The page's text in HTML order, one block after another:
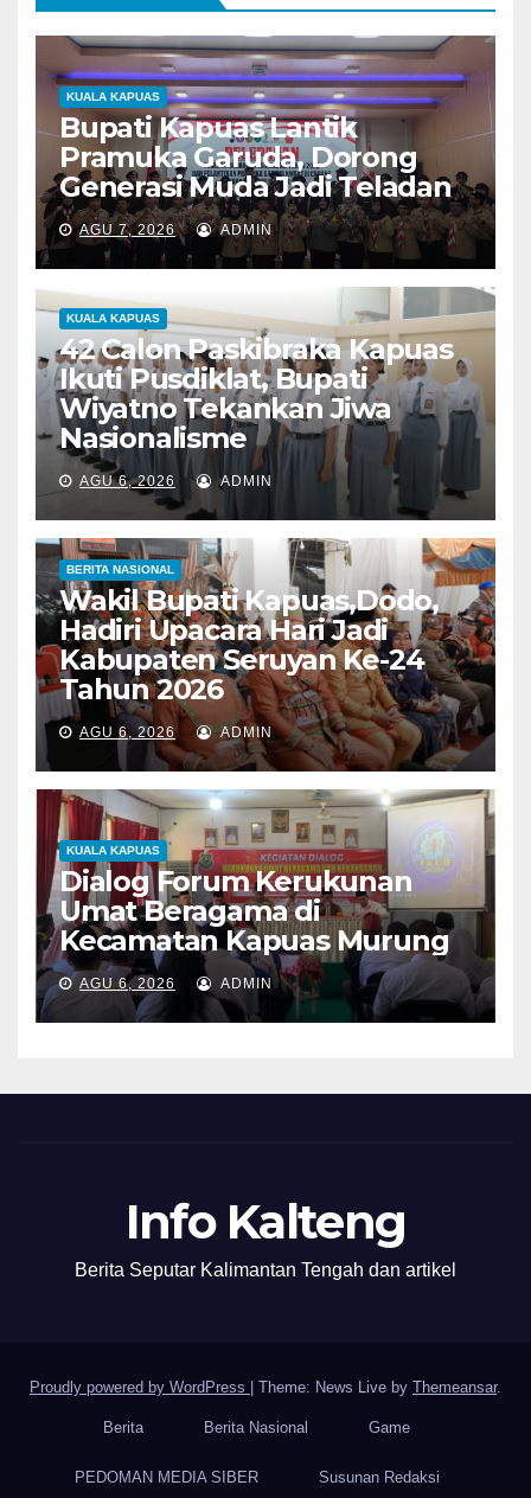
KUALA KAPUAS
Bupati Kapuas Lantik
Pramuka Garuda, Dorong
Generasi Muda Jadi Teladan
AGU 7, 2026 ADMIN
KUALA KAPUAS
42 Calon Paskibraka Kapuas
Ikuti Pusdiklat, Bupati
Wiyatno Tekankan Jiwa
Nasionalisme
AGU 6, 2026 ADMIN
BERITA NASIONAL
Wakil Bupati Kapuas,Dodo,
Hadiri Upacara Hari Jadi
Kabupaten Seruyan Ke-24
Tahun 2026
AGU 6, 2026 ADMIN
KUALA KAPUAS
Dialog Forum Kerukunan
Umat Beragama di
Kecamatan Kapuas Murung
AGU 6, 2026 ADMIN
Info Kalteng
Berita Seputar Kalimantan Tengah dan artikel
Proudly powered by WordPress Theme: News Live by Themeansar.
Berita Berita Nasional Game
PEDOMAN MEDIA SIBER Susunan Redaksi